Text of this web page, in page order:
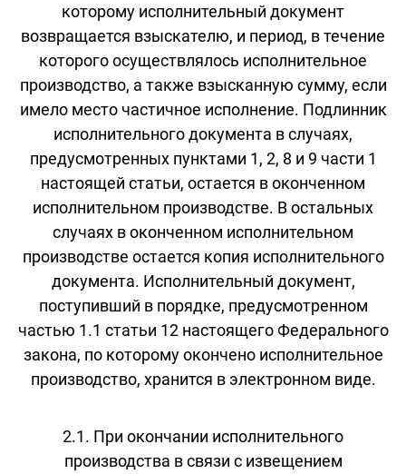
которому исполнительный документ
возвращается взыскателю, и период, в течение
которого осуществлялось исполнительное
производство, а также взысканную сумму, если
имело место частичное исполнение. Подлинник
исполнительного документа в случаях,
предусмотренных пунктами 1, 2, 8 и 9 части 1
настоящей статьи, остается в оконченном
исполнительном производстве. В остальных
случаях в оконченном исполнительном
производстве остается копия исполнительного
документа. Исполнительный документ,
поступивший в порядке, предусмотренном
частью 1.1 статьи 12 настоящего Федерального
закона, по которому окончено исполнительное
производство, хранится в электронном виде.
2.1. При окончании исполнительного
производства в связи с извещением